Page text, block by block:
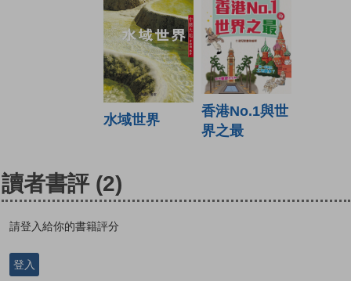
水域世界
香港No.1與世
界之最
讀者書評 (2)
請登入給你的書籍評分
登入